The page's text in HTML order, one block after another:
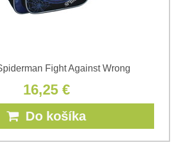
Fight Against Wrong
16,25 €
Do košíka